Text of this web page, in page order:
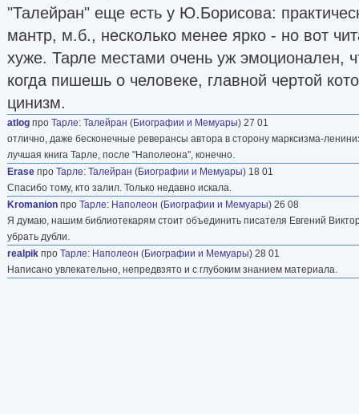
"Талейран" еще есть у Ю.Борисова:
мантр, м.б., несколько менее ярко - но вот
хуже. Тарле местами очень уж эмоционален,
когда пишешь о человеке, главной чертой
цинизм.
atlog про Тарле: Талейран (Биографии и Мемуары) 27 01
отлично, даже бесконечные реверансы автора в сторону марксизма-
лучшая книга Тарле, после "Наполеона", конечно.
Erase про Тарле: Талейран (Биографии и Мемуары) 18 01
Спасибо тому, кто залил. Только недавно искала.
Kromanion про Тарле: Наполеон (Биографии и Мемуары) 26 08
Я думаю, нашим библиотекарям стоит объединить писателя Евгений
убрать дубли.
realpik про Тарле: Наполеон (Биографии и Мемуары) 28 01
Написано увлекательно, непредвзято и с глубоким знанием материала.